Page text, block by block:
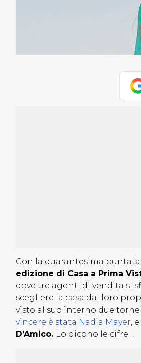
Con la quarantesima
edizione di Casa a Prima
dove tre agenti di vendita si
scegliere la casa dal loro
visto al suo interno due
vincere è stata Nadia Mayer,
D’Amico. Lo dicono le cifre…